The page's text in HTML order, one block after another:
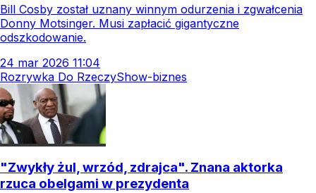
Bill Cosby został uznany winnym odurzenia i zgwałcenia
Donny Motsinger. Musi zapłacić gigantyczne
odszkodowanie.
24 mar 2026 11:04
Rozrywka Do RzeczyShow-biznes
"Zwykły żul, wrzód, zdrajca". Znana aktorka
rzuca obelgami w prezydenta